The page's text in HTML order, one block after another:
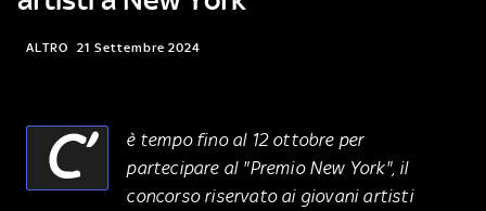
ALTRO 21 Settembre 2024
C’
è tempo fino al 12 ottobre per
partecipare al "Premio New York", il
concorso riservato ai giovani artisti